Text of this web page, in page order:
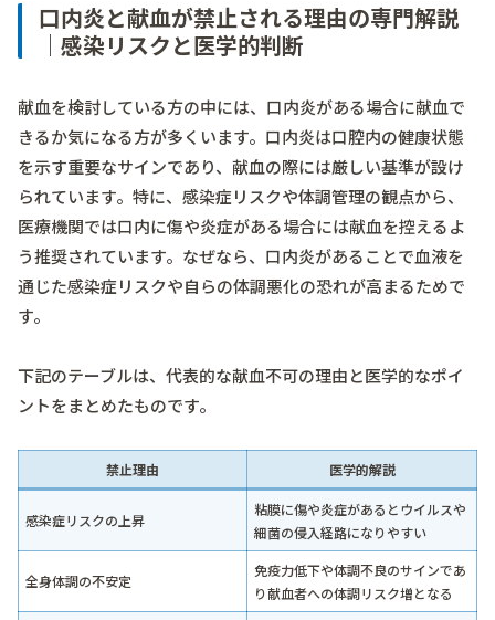
口内炎と献血が禁止される理由の専門解説
｜感染リスクと医学的判断
献血を検討している方の中には、口内炎がある場合に献血で
きるか気になる方が多くいます。口内炎は口腔内の健康状態
を示す重要なサインであり、献血の際には厳しい基準が設け
られています。特に、感染症リスクや体調管理の観点から、
医療機関では口内に傷や炎症がある場合には献血を控えるよ
う推奨されています。なぜなら、口内炎があることで血液を
通じた感染症リスクや自らの体調悪化の恐れが高まるためで
す。
下記のテーブルは、代表的な献血不可の理由と医学的なポイ
ントをまとめたものです。
禁止理由 医学的解説
感染症リスクの上昇
粘膜に傷や炎症があるとウイルスや
細菌の侵入経路になりやすい
全身体調の不安定
免疫力低下や体調不良のサインであ
り献血者への体調リスク増となる